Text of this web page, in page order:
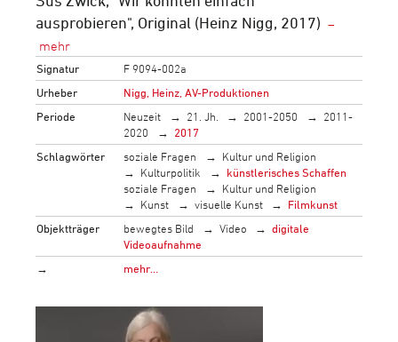
ausprobieren", Original (Heinz Nigg, 2017)
Signatur
F 9094-002a
Urheber
Nigg, Heinz, AV-Produktionen
Periode
Neuzeit 21. Jh. 2001-2050
2011-
2020
2017
Schlagwörter
soziale Fragen
Kultur und Religion
Kulturpolitik
künstlerisches Schaffen
soziale Fragen
Kultur und Religion
Kunst
visuelle Kunst
Filmkunst
Objektträger
bewegtes Bild Video
digitale
Videoaufnahme
→
mehr…